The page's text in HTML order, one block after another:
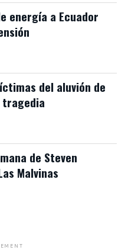
energía a Ecuador
del aluvión de
tragedia
de Steven
Malvinas